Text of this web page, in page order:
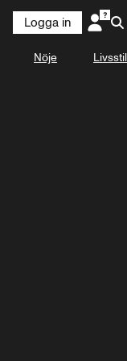
Logga in
Nöje Livsstil